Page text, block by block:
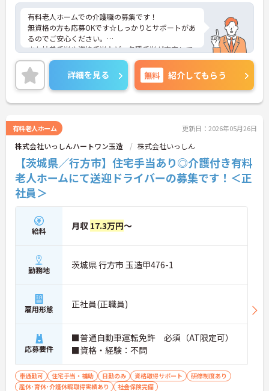
有料老人ホームでの介護職の募集です！
無資格の方も応募OKです☆しっかりとサポートがあ
るのでご安心ください。
また扶養手当や資格手当など、各種手当が充実して
います♪
ご興味のある方には、面接対策ポイントなど、さら
に詳細をお話しいたしますのでお気軽にご相談くだ
さい！
詳細を見る 無料 紹介してもらう
有料老人ホーム 更新日：2026年05月26日
株式会社いっしんハートワン玉造 株式会社いっしん
【茨城県／行方市】住宅手当あり◎介護付き有料
老人ホームにて送迎ドライバーの募集です！＜正
社員＞
給料 月収 17.3万円～
勤務地 茨城県 行方市 玉造甲476-1
雇用形態 正社員(正職員)
応募要件
■普通自動車運転免許 必須（AT限定可）
■資格・経験：不問
車通勤可 住宅手当・補助 日勤のみ 資格取得サポート
研修制度あり
産休･育休･介護休暇取得実績あり
社会保険完備